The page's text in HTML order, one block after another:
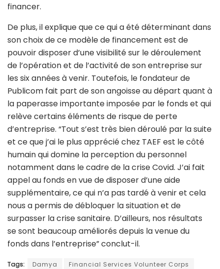
financer.
De plus, il explique que ce qui a été déterminant dans
son choix de ce modèle de financement est de
pouvoir disposer d’une visibilité sur le déroulement
de l’opération et de l’activité de son entreprise sur
les six années à venir. Toutefois, le fondateur de
Publicom fait part de son angoisse au départ quant à
la paperasse importante imposée par le fonds et qui
relève certains éléments de risque de perte
d’entreprise. “Tout s’est très bien déroulé par la suite
et ce que j’ai le plus apprécié chez TAEF est le côté
humain qui domine la perception du personnel
notamment dans le cadre de la crise Covid. J’ai fait
appel au fonds en vue de disposer d’une aide
supplémentaire, ce qui n’a pas tardé à venir et cela
nous a permis de débloquer la situation et de
surpasser la crise sanitaire. D’ailleurs, nos résultats
se sont beaucoup améliorés depuis la venue du
fonds dans l’entreprise” conclut-il.
Tags: Damya
Financial Services Volunteer Corps